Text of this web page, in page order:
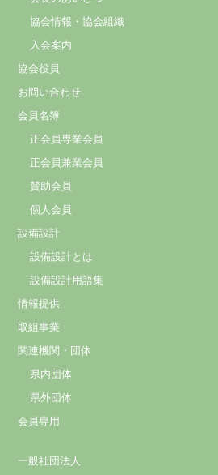
協会情報・協会組織
入会案内
協会役員
お問い合わせ
会員名簿
正会員専業会員
正会員兼業会員
賛助会員
個人会員
設備設計
設備設計とは
設備設計用語集
情報提供
取組事業
関連機関・団体
県内団体
県外団体
会員専用
一般社団法人